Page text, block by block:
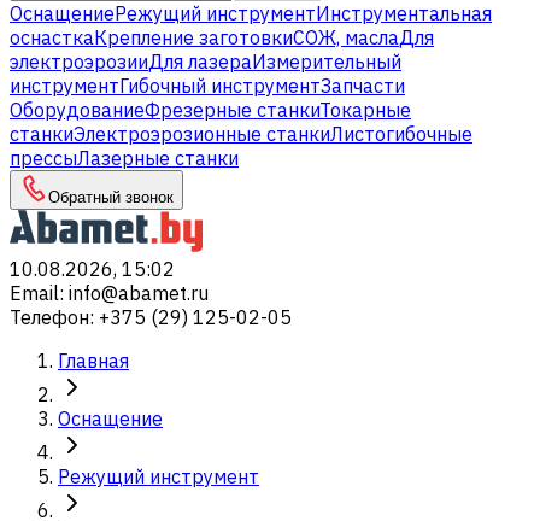
ОснащениеРежущий инструментИнструментальная
оснасткаКрепление заготовкиСОЖ, маслаДля
электроэрозииДля лазераИзмерительный
инструментГибочный инструментЗапчасти
ОборудованиеФрезерные станкиТокарные
станкиЭлектроэрозионные станкиЛистогибочные
прессыЛазерные станки
Обратный звонок
10.08.2026, 15:02
Email: info@abamet.ru
Телефон: +375 (29) 125-02-05
Главная
Оснащение
Режущий инструмент